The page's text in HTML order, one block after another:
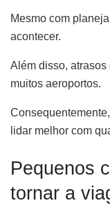
Mesmo com
acontecer.
Além disso,
muitos aeroportos.
lidar melhor com
Pequenos
tornar a